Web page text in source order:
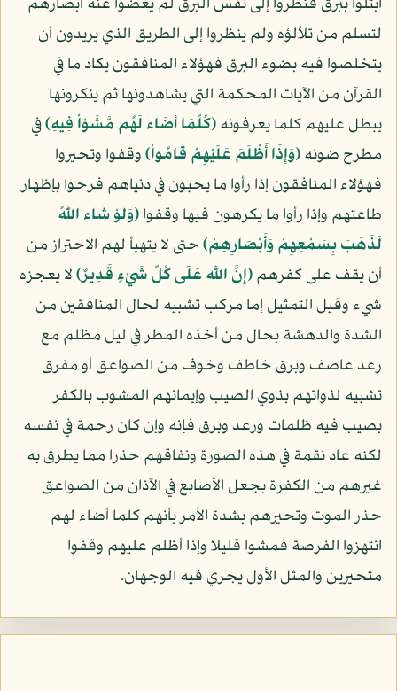
ابتلوا ببرق فنظروا إلى نفس البرق لم يغضوا عنه أبصارهم
لتسلم من تلألؤه ولم ينظروا إلى الطريق الذي يريدون أن
يتخلصوا فيه بضوء البرق فهؤلاء المنافقون يكاد ما في
القرآن من الآيات المحكمة التي يشاهدونها ثم ينكرونها
يبطل عليهم كلما يعرفونه﴿كُلَّمَا أَضَاء لَهُم مَّشَوْاْ فِيهِ﴾في
مطرح ضوئه﴿وَإِذَا أَظْلَمَ عَلَيْهِمْ قَامُواْ﴾وقفوا وتحيروا
فهؤلاء المنافقون إذا رأوا ما يحبون في دنياهم فرحوا بإظهار
طاعتهم وإذا رأوا ما يكرهون فيها وقفوا﴿وَلَوْ شَاء اللّهُ
لَذَهَبَ بِسَمْعِهِمْ وَأَبْصَارِهِمْ﴾حتى لا يتهيأ لهم الاحتراز من
أن يقف على كفرهم﴿إِنَّ اللَّه عَلَى كُلِّ شَيْءٍ قَدِيرٌ﴾لا يعجزه
شيء وقيل التمثيل إما مركب تشبيه لحال المنافقين من
الشدة والدهشة بحال من أخذه المطر في ليل مظلم مع
رعد عاصف وبرق خاطف وخوف من الصواعق أو مفرق
تشبيه لذواتهم بذوي الصيب وإيمانهم المشوب بالكفر
بصيب فيه ظلمات ورعد وبرق فإنه وإن كان رحمة في نفسه
لكنه عاد نقمة في هذه الصورة ونفاقهم حذرا مما يطرق به
غيرهم من الكفرة بجعل الأصابع في الآذان من الصواعق
حذر الموت وتحيرهم بشدة الأمر بأنهم كلما أضاء لهم
انتهزوا الفرصة فمشوا قليلا وإذا أظلم عليهم وقفوا
متحيرين والمثل الأول يجري فيه الوجهان.